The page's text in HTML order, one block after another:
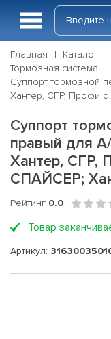
Главная Каталог
Тормозная система
Суппорт тормозной
Хантер, СГР, Профи
Суппорт
правый для
Хантер, СГР,
СПАЙСЕР;
Рейтинг 0.0
Товар
Артикул: